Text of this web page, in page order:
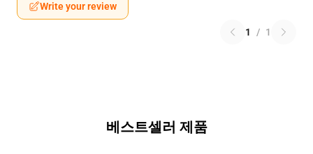
Write your review
1 / 1
베스트셀러 제품